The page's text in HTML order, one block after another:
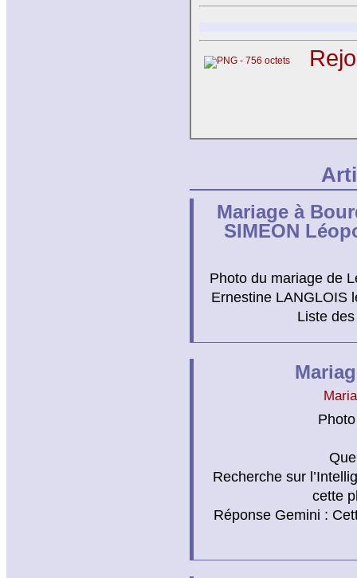
Mariage à
SIMEON
Photo du mariage de
Ernestine LANGLOIS
Liste
Recherche sur
cette
Réponse Gemini :